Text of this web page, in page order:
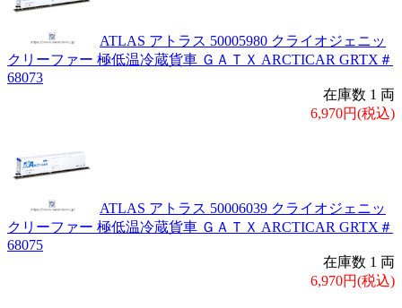
ATLAS アトラス 50005980 クライオジェニッ
クリーファー 極低温冷蔵貨車 ＧＡＴＸ ARCTICAR GRTX＃
68073
在庫数 1 両
6,970円(税込)
ATLAS アトラス 50006039 クライオジェニッ
クリーファー 極低温冷蔵貨車 ＧＡＴＸ ARCTICAR GRTX＃
68075
在庫数 1 両
6,970円(税込)